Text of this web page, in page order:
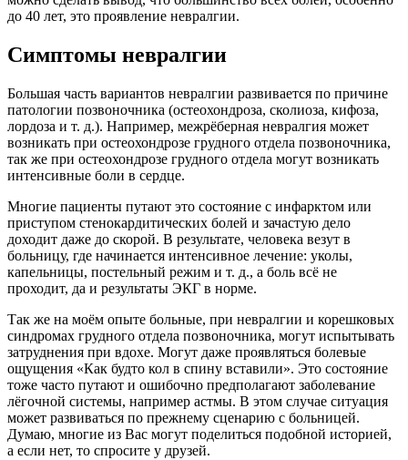
до 40 лет, это проявление невралгии.
Симптомы невралгии
Большая часть вариантов невралгии развивается по причине
патологии позвоночника (остеохондроза, сколиоза, кифоза,
лордоза и т. д.). Например, межрёберная невралгия может
возникать при остеохондрозе грудного отдела позвоночника,
так же при остеохондрозе грудного отдела могут возникать
интенсивные боли в сердце.
Многие пациенты путают это состояние с инфарктом или
приступом стенокардитических болей и зачастую дело
доходит даже до скорой. В результате, человека везут в
больницу, где начинается интенсивное лечение: уколы,
капельницы, постельный режим и т. д., а боль всё не
проходит, да и результаты ЭКГ в норме.
Так же на моём опыте больные, при невралгии и корешковых
синдромах грудного отдела позвоночника, могут испытывать
затруднения при вдохе. Могут даже проявляться болевые
ощущения «Как будто кол в спину вставили». Это состояние
тоже часто путают и ошибочно предполагают заболевание
лёгочной системы, например астмы. В этом случае ситуация
может развиваться по прежнему сценарию с больницей.
Думаю, многие из Вас могут поделиться подобной историей,
а если нет, то спросите у друзей.